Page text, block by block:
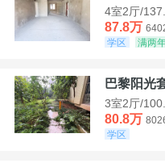
4室2厅/
87.8万
学区
满两
巴黎阳光
3室2厅/
80.8万
学区